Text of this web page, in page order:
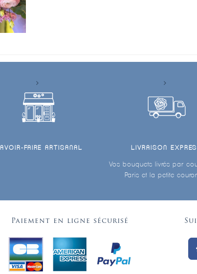
FAIRE ARTISANAL LIVRAISON
Vos bouquets livrés par
Paris et la petite
Paiement en ligne sécurisé